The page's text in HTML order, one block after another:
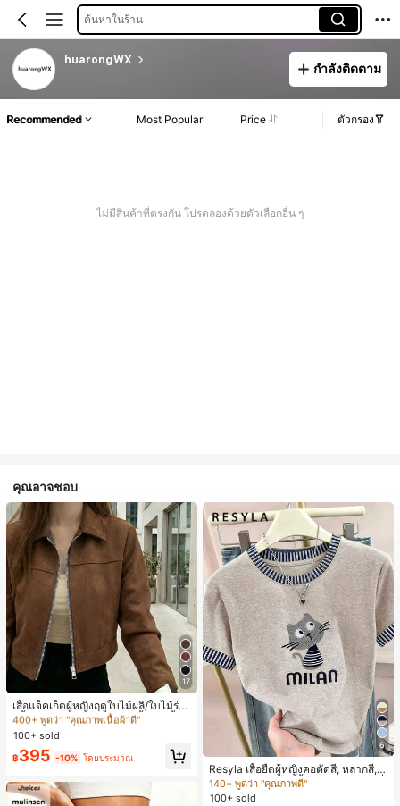
ค้นหาในร้าน
huarongWX
กำลังติดตาม
Recommended Most Popular Price ตัวกรอง
ไม่มีสินค้าที่ตรงกัน โปรดลองด้วยตัวเลือกอื่น ๆ
คุณอาจชอบ
17
เสื้อแจ็คเก็ตผู้หญิงฤดูใบไม้ผลิ/ใบไม้ร่วง
สีพื้น หนังเทียม สไตล์ปกคอเสื้อ ซิปขึ้น
แขนยาว สไตล์ลำลอง วิทยาลัย สนามบิ
น เสื้อนอก สีน้ำตาล สไตล์สบายๆ ฤดูใบ
ไม้ร่วง
#1 ขายดี
ใน เครื่องบินทิ้งระเบิด แจ็คเก็ตผู้หญิง
400+ พูดว่า "คุณภาพเนื้อผ้าดี"
#1 ขายดี
ใน เครื่องบินทิ้งระเบิด แจ็คเก็ตผู้หญิง
400+ พูดว่า "คุณภาพเนื้อผ้าดี"
#1 ขายดี
ใน เครื่องบินทิ้งระเบิด แจ็คเก็ตผู้หญิง
400+ พูดว่า "คุณภาพเนื้อผ้าดี"
#1 ขายดี
400+ พูดว่า "คุณภาพเนื้อผ้าดี"
100+ sold
฿395 -10% โดยประมาณ
6
Resyla เสื้อยืดผู้หญิงคอตัดสี, หลากสี, ล
ายพิมพ์แมวน่ารัก, เสื้อสำหรับออกไปเที่
ยวฤดูร้อน, ดีไซน์กราฟิก, ความรู้สึกพรีเ
140+ พูดว่า "คุณภาพดี"
100+ sold